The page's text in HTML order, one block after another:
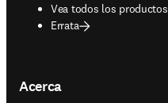
Vea todos los productos
Errata
Acerca